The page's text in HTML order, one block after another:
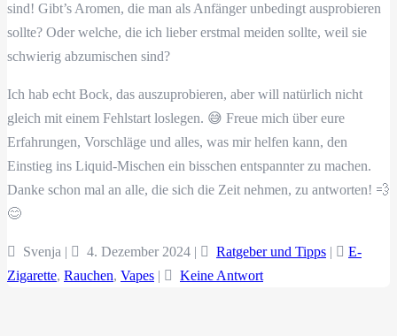
sind! Gibt’s Aromen, die man als Anfänger unbedingt ausprobieren
sollte? Oder welche, die ich lieber erstmal meiden sollte, weil sie
schwierig abzumischen sind?
Ich hab echt Bock, das auszuprobieren, aber will natürlich nicht
gleich mit einem Fehlstart loslegen. 😅 Freue mich über eure
Erfahrungen, Vorschläge und alles, was mir helfen kann, den
Einstieg ins Liquid-Mischen ein bisschen entspannter zu machen.
Danke schon mal an alle, die sich die Zeit nehmen, zu antworten! 💨
😊
Svenja | 4. Dezember 2024 | Ratgeber und Tipps |
E-
Zigarette, Rauchen, Vapes | Keine Antwort